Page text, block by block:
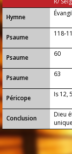
...
Hymne
Psaume 118-11
Psaume 60
Psaume 63
Péricope Is 12,
Conclusion
Dieu
le